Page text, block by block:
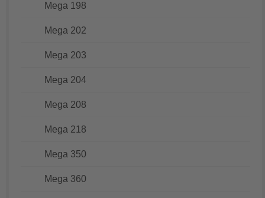
Mega 198
Mega 202
Mega 203
Mega 204
Mega 208
Mega 218
Mega 350
Mega 360